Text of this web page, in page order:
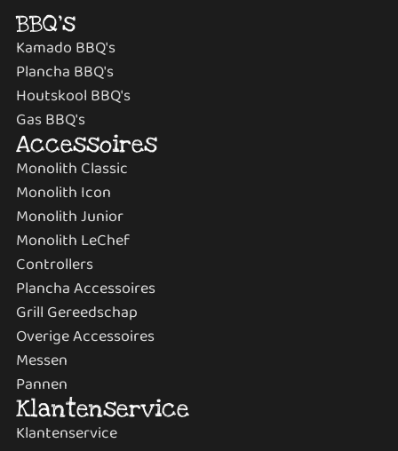
BBQ's
Kamado BBQ's
Plancha BBQ's
Houtskool BBQ's
Gas BBQ's
Accessoires
Monolith Classic
Monolith Icon
Monolith Junior
Monolith LeChef
Controllers
Plancha Accessoires
Grill Gereedschap
Overige Accessoires
Messen
Pannen
Klantenservice
Klantenservice